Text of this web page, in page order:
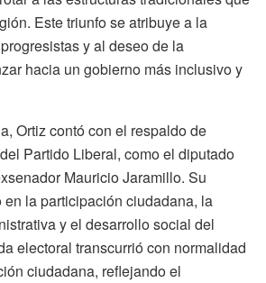
Este triunfo se atribuye a la
y al deseo de la
hacia un gobierno más inclusivo y
Ortiz contó con el respaldo de
Partido Liberal, como el diputado
Mauricio Jaramillo. Su
en la participación ciudadana, la
y el desarrollo social del
electoral transcurrió con normalidad
ciudadana, reflejando el